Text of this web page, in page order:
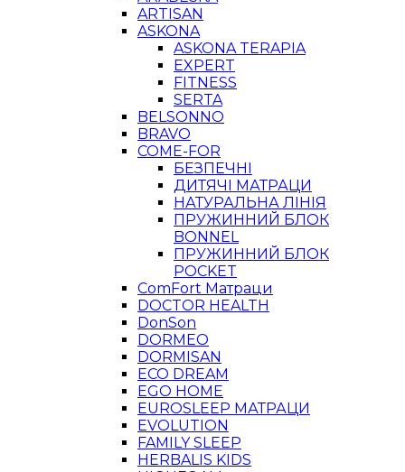
ARTISAN
ASKONA
ASKONA TERAPIA
EXPERT
FITNESS
SERTA
BELSONNO
BRAVO
COME-FOR
БЕЗПЕЧНІ
ДИТЯЧІ МАТРАЦИ
НАТУРАЛЬНА ЛІНІЯ
ПРУЖИННИЙ БЛОК
BONNEL
ПРУЖИННИЙ БЛОК
POCKET
ComFort Матраци
DOCTOR HEALTH
DonSon
DORMEO
DORMISAN
ECO DREAM
EGO HOME
EUROSLEEP МАТРАЦИ
EVOLUTION
FAMILY SLEEP
HERBALIS KIDS